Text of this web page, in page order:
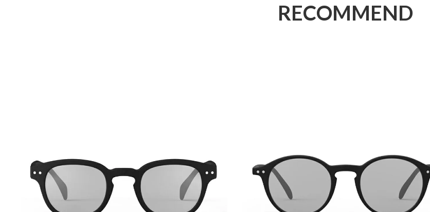
RECOMMEND